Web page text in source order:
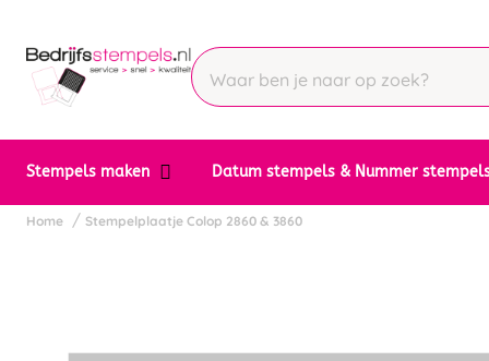
Stempels maken Datum stempels & Nummer
Home Stempelplaatje Colop 2860 & 3860